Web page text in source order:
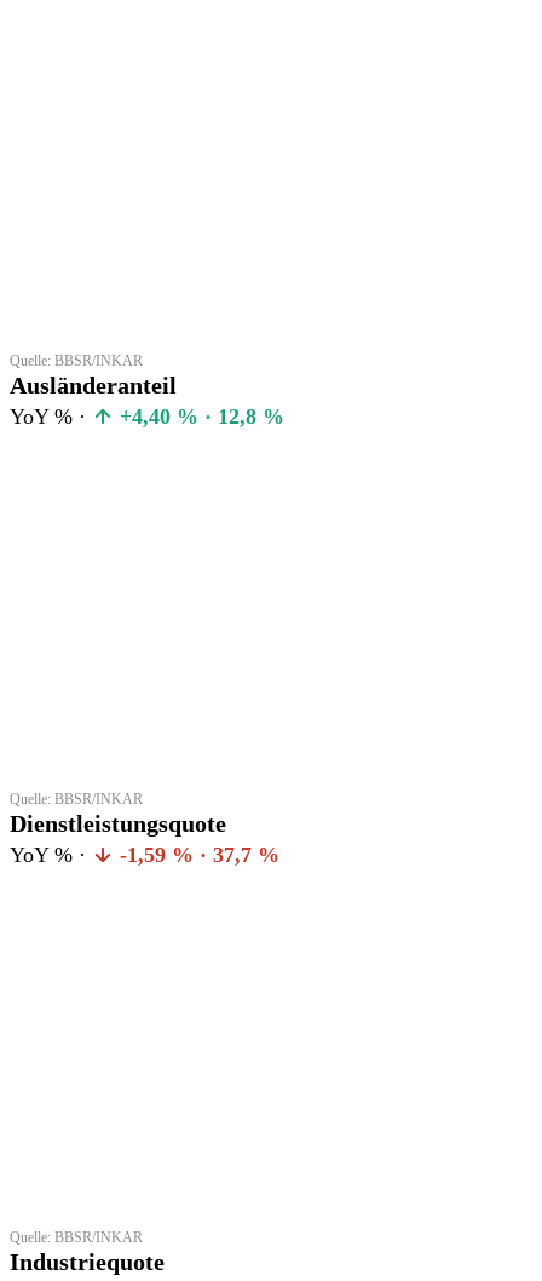
Quelle: BBSR/INKAR
Ausländeranteil
YoY % · +4,40 % · 12,8 %
Quelle: BBSR/INKAR
Dienstleistungsquote
YoY % · -1,59 % · 37,7 %
Quelle: BBSR/INKAR
Industriequote